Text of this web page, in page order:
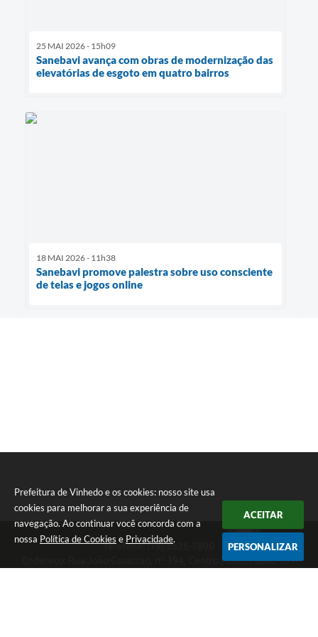
Prefeitura de Vinhedo e os cookies: nosso site usa
cookies para melhorar a sua experiência de
navegação. Ao continuar você concorda com a
nossa Política de Cookies e Privacidade.
ACEITAR
PERSONALIZAR
25 MAI 2026 - 15h09
Sanebavi avança com obras de modernização das
elevatórias de esgoto em quatro bairros
18 MAI 2026 - 11h38
Sanebavi promove palestra sobre uso consciente
de telas e jogos online
Telefone: (19) 3826-7800
Endereço: Rua João Corazzari, nº 394, Centro | CEP: 13280-091